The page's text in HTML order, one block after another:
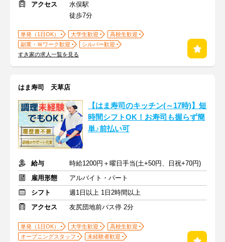
アクセス
水俣駅
徒歩7分
単発（1日OK） 大学生歓迎
高校生歓迎
副業・Ｗワーク歓迎
シルバー歓迎
すき家の求人一覧を見る
はま寿司 天草店
【はま寿司のキッチン(～17時)】短
時間シフトOK！お寿司も握らず簡
単♪前払い可
給与
時給1200円＋曜日手当(土+50円、日祝+70円)
雇用形態
アルバイト・パート
シフト
週1日以上 1日2時間以上
アクセス
友尻団地前バス停 2分
単発（1日OK） 大学生歓迎
高校生歓迎
オープニングスタッフ
未経験者歓迎